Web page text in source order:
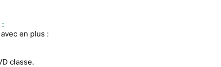
:
en plus :
classe.